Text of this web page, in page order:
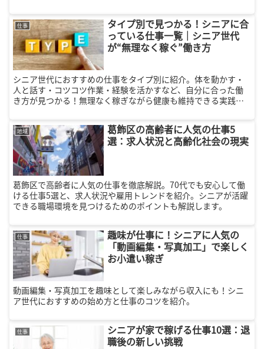
仕事
タイプ別で見つかる！シニアに合
っている仕事一覧｜シニア世代
が“無理なく稼ぐ”働き方
シニア世代におすすめの仕事をタイプ別に紹介。体を動かす・
人と話す・コツコツ作業・経験を活かすなど、自分に合った働
き方が見つかる！無理なく稼ぎながら健康も維持できる実践ガ
地域
葛飾区の高齢者に人気の仕事5
選：求人状況と高齢化社会の現実
葛飾区で高齢者に人気の仕事を徹底解説。70代でも安心して働
ける仕事5選と、求人状況や雇用トレンドを紹介。シニアが活躍
できる職場環境を見つけるためのポイントも解説します。
仕事
趣味が仕事に！シニアに人気の
「動画編集・写真加工」で楽しく
お小遣い稼ぎ
動画編集・写真加工を趣味として楽しみながら収入にも！シニ
ア世代におすすめの始め方と仕事のコツを紹介。
仕事
シニアが家で稼げる仕事10選：退
職後の新しい挑戦